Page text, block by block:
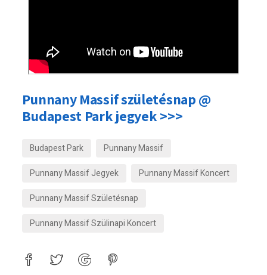
Punnany Massif születésnap @
Budapest Park jegyek >>>
Budapest Park
Punnany Massif
Punnany Massif Jegyek
Punnany Massif Koncert
Punnany Massif Születésnap
Punnany Massif Szülinapi Koncert